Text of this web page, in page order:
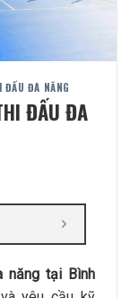
ĐẤU ĐA NĂNG
ĐẤU ĐA
năng tại Bình